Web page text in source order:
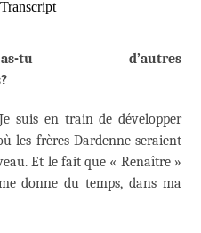
tu d’autres
suis en train de développer
les frères Dardenne seraient
Et le fait que « Renaître »
donne du temps, dans ma